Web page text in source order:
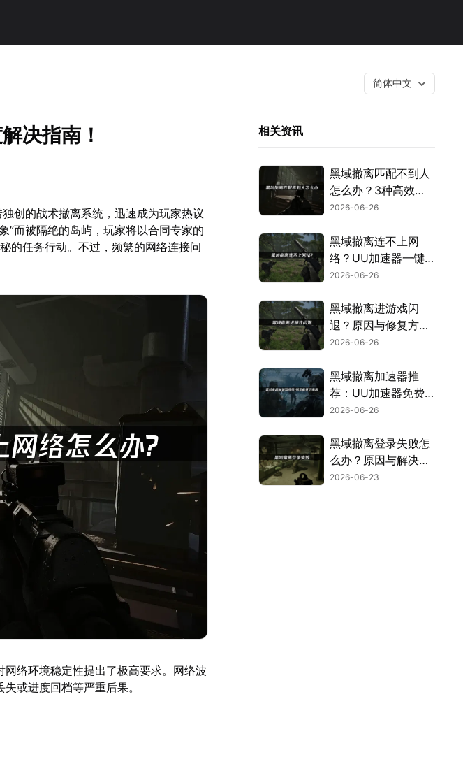
简体中文
决指南！
创的战术撤离系统，迅速成为玩家热议
”而被隔绝的岛屿，玩家将以合同专家的
的任务行动。不过，频繁的网络连接问
络环境稳定性提出了极高要求。网络波
或进度回档等严重后果。
相关资讯
黑域撤离匹配不到人
怎么办？3种高效解
决方法汇总！
2026-06-26
黑域撤离连不上网
络？UU加速器一键
解决网络卡顿问题！
2026-06-26
黑域撤离进游戏闪
退？原因与修复方案
全解析！
2026-06-26
黑域撤离加速器推
荐：UU加速器免费
试用解决网络难题！
2026-06-26
黑域撤离登录失败怎
么办？原因与解决方
案全解析！
2026-06-23